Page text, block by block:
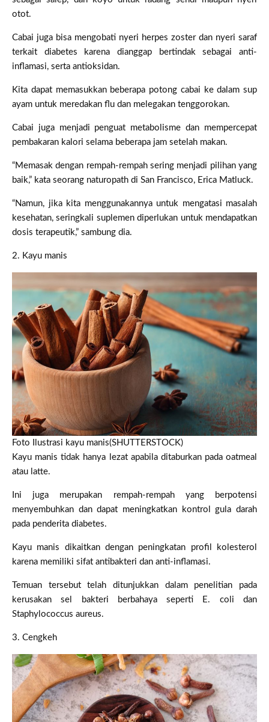
otot.
Cabai juga bisa mengobati nyeri herpes zoster dan nyeri saraf
terkait diabetes karena dianggap bertindak sebagai anti-
inflamasi, serta antioksidan.
Kita dapat memasukkan beberapa potong cabai ke dalam sup
ayam untuk meredakan flu dan melegakan tenggorokan.
Cabai juga menjadi penguat metabolisme dan mempercepat
pembakaran kalori selama beberapa jam setelah makan.
“Memasak dengan rempah-rempah sering menjadi pilihan yang
baik,” kata seorang naturopath di San Francisco, Erica Matluck.
“Namun, jika kita menggunakannya untuk mengatasi masalah
kesehatan, seringkali suplemen diperlukan untuk mendapatkan
dosis terapeutik,” sambung dia.
2. Kayu manis
Foto Ilustrasi kayu manis(SHUTTERSTOCK)
Kayu manis tidak hanya lezat apabila ditaburkan pada oatmeal
atau latte.
Ini juga merupakan rempah-rempah yang berpotensi
menyembuhkan dan dapat meningkatkan kontrol gula darah
pada penderita diabetes.
Kayu manis dikaitkan dengan peningkatan profil kolesterol
karena memiliki sifat antibakteri dan anti-inflamasi.
Temuan tersebut telah ditunjukkan dalam penelitian pada
kerusakan sel bakteri berbahaya seperti E. coli dan
Staphylococcus aureus.
3. Cengkeh